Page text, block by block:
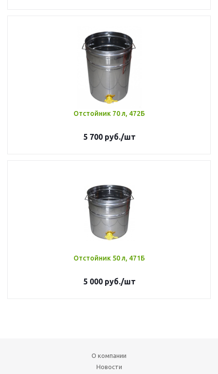
Отстойник 70 л, 472Б
5 700руб./шт
Отстойник 50 л, 471Б
5 000руб./шт
О компании
Новости